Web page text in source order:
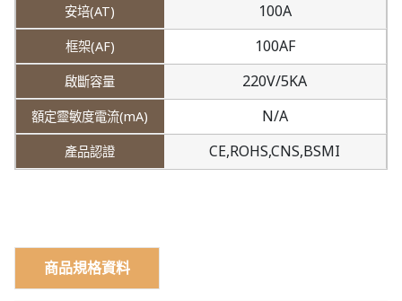
100A
100AF
220V/5KA
N/A
CE,ROHS,CNS,BSMI
商品規格資料